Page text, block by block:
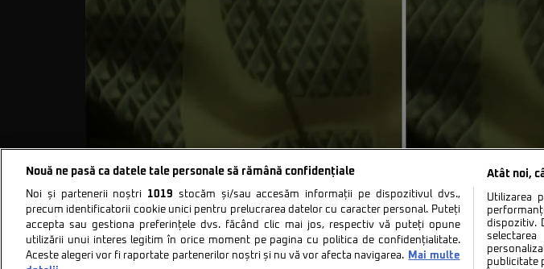
Nouă ne pasă ca datele tale personale să rămână confidențiale
Noi și partenerii noștri 1019 stocăm și/sau accesăm informații pe dispozitivul dvs.,
precum identificatorii cookie unici pentru prelucrarea datelor cu caracter personal. Puteți
accepta sau gestiona preferințele dvs. făcând clic mai jos, respectiv vă puteți opune
utilizării unui interes legitim în orice moment pe pagina cu politica de confidențialitate.
Aceste alegeri vor fi raportate partenerilor noștri și nu vă vor afecta navigarea.
Mai multe
Atât noi,
Utilizarea
dispozitiv.
publicitate